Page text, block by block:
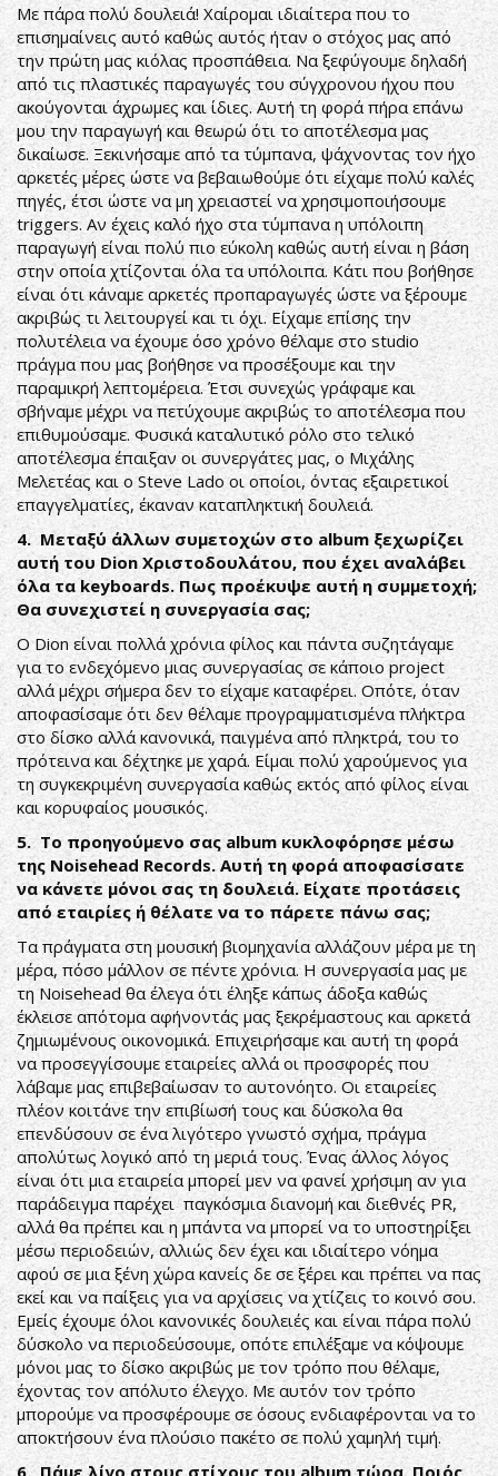
Με πάρα πολύ δουλειά! Χαίρομαι ιδιαίτερα που το
επισημαίνεις αυτό καθώς αυτός ήταν ο στόχος μας από
την πρώτη μας κιόλας προσπάθεια. Να ξεφύγουμε δηλαδή
από τις πλαστικές παραγωγές του σύγχρονου ήχου που
ακούγονται άχρωμες και ίδιες. Αυτή τη φορά πήρα επάνω
μου την παραγωγή και θεωρώ ότι το αποτέλεσμα μας
δικαίωσε. Ξεκινήσαμε από τα τύμπανα, ψάχνοντας τον ήχο
αρκετές μέρες ώστε να βεβαιωθούμε ότι είχαμε πολύ καλές
πηγές, έτσι ώστε να μη χρειαστεί να χρησιμοποιήσουμε
triggers. Αν έχεις καλό ήχο στα τύμπανα η υπόλοιπη
παραγωγή είναι πολύ πιο εύκολη καθώς αυτή είναι η βάση
στην οποία χτίζονται όλα τα υπόλοιπα. Κάτι που βοήθησε
είναι ότι κάναμε αρκετές προπαραγωγές ώστε να ξέρουμε
ακριβώς τι λειτουργεί και τι όχι. Είχαμε επίσης την
πολυτέλεια να έχουμε όσο χρόνο θέλαμε στο studio
πράγμα που μας βοήθησε να προσέξουμε και την
παραμικρή λεπτομέρεια. Έτσι συνεχώς γράφαμε και
σβήναμε μέχρι να πετύχουμε ακριβώς το αποτέλεσμα που
επιθυμούσαμε. Φυσικά καταλυτικό ρόλο στο τελικό
αποτέλεσμα έπαιξαν οι συνεργάτες μας, ο Μιχάλης
Μελετέας και ο Steve Lado οι οποίοι, όντας εξαιρετικοί
επαγγελματίες, έκαναν καταπληκτική δουλειά.
4. Μεταξύ άλλων συμετοχών στο album ξεχωρίζει
αυτή του Dion Χριστοδουλάτου, που έχει αναλάβει
όλα τα keyboards. Πως προέκυψε αυτή η συμμετοχή;
Θα συνεχιστεί η συνεργασία σας;
Ο Dion είναι πολλά χρόνια φίλος και πάντα συζητάγαμε
για το ενδεχόμενο μιας συνεργασίας σε κάποιο project
αλλά μέχρι σήμερα δεν το είχαμε καταφέρει. Οπότε, όταν
αποφασίσαμε ότι δεν θέλαμε προγραμματισμένα πλήκτρα
στο δίσκο αλλά κανονικά, παιγμένα από πληκτρά, του το
πρότεινα και δέχτηκε με χαρά. Είμαι πολύ χαρούμενος για
τη συγκεκριμένη συνεργασία καθώς εκτός από φίλος είναι
και κορυφαίος μουσικός.
5. Το προηγούμενο σας album κυκλοφόρησε μέσω
της Noisehead Records. Αυτή τη φορά αποφασίσατε
να κάνετε μόνοι σας τη δουλειά. Είχατε προτάσεις
από εταιρίες ή θέλατε να το πάρετε πάνω σας;
Τα πράγματα στη μουσική βιομηχανία αλλάζουν μέρα με τη
μέρα, πόσο μάλλον σε πέντε χρόνια. Η συνεργασία μας με
τη Noisehead θα έλεγα ότι έληξε κάπως άδοξα καθώς
έκλεισε απότομα αφήνοντάς μας ξεκρέμαστους και αρκετά
ζημιωμένους οικονομικά. Επιχειρήσαμε και αυτή τη φορά
να προσεγγίσουμε εταιρείες αλλά οι προσφορές που
λάβαμε μας επιβεβαίωσαν το αυτονόητο. Οι εταιρείες
πλέον κοιτάνε την επιβίωσή τους και δύσκολα θα
επενδύσουν σε ένα λιγότερο γνωστό σχήμα, πράγμα
απολύτως λογικό από τη μεριά τους. Ένας άλλος λόγος
είναι ότι μια εταιρεία μπορεί μεν να φανεί χρήσιμη αν για
παράδειγμα παρέχει παγκόσμια διανομή και διεθνές PR,
αλλά θα πρέπει και η μπάντα να μπορεί να το υποστηρίξει
μέσω περιοδειών, αλλιώς δεν έχει και ιδιαίτερο νόημα
αφού σε μια ξένη χώρα κανείς δε σε ξέρει και πρέπει να πας
εκεί και να παίξεις για να αρχίσεις να χτίζεις το κοινό σου.
Εμείς έχουμε όλοι κανονικές δουλειές και είναι πάρα πολύ
δύσκολο να περιοδεύσουμε, οπότε επιλέξαμε να κόψουμε
μόνοι μας το δίσκο ακριβώς με τον τρόπο που θέλαμε,
έχοντας τον απόλυτο έλεγχο. Με αυτόν τον τρόπο
μπορούμε να προσφέρουμε σε όσους ενδιαφέρονται να το
αποκτήσουν ένα πλούσιο πακέτο σε πολύ χαμηλή τιμή.
6. Πάμε λίγο στους στίχους του album τώρα. Ποιός